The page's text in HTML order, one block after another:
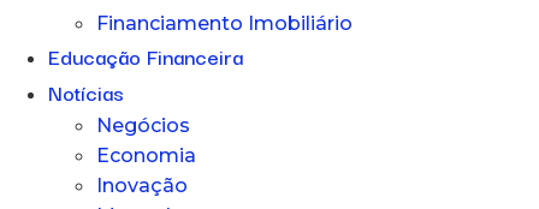
Financiamento Imobiliário
Educação Financeira
Notícias
Negócios
Economia
Inovação